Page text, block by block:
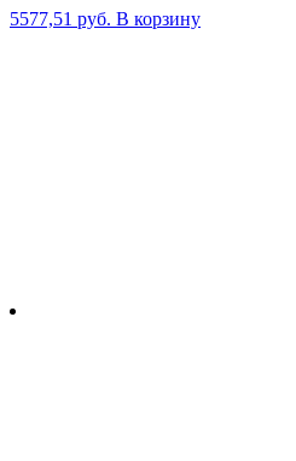
5577,51 руб. В корзину